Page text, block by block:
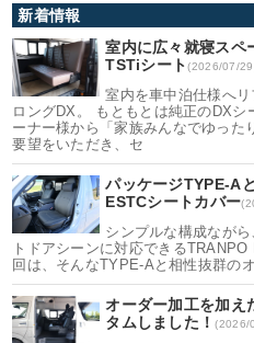
新着情報
室内に広々就寝スペ
TSTiシート(2026/07/
室内を車中泊仕様へ
ロングDX。 もともとは純正のDX
ーナー様から「家族みんなでゆった
要望をいただき、セ
パッケージTYPE-A
ESTCシートカバー
シンプルな構成なが
トドアシーンに対応できる
回は、そんなTYPE-Aと相性抜群の
オーダー加工を加え
タムしました！(2026/